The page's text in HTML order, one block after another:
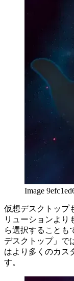
UX調査：ク
ドにコピー